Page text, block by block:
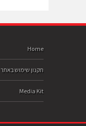
Home
תקנון שימוש באתר
Media Kit